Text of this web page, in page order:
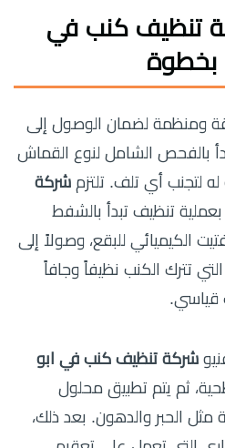
تنظيف كنب في
ومنظمة لضمان الوصول إلى
بالفحص الشامل لنوع القماش
لتجنب أي تلف. تلتزم شركة
بعملية تنظيف تبدأ بالشفط
الكيميائي للبقع، وصولاً إلى
تترك الكنب نظيفاً وجافاً
قياسي.
شركة تنظيف كنب في ابو
ثم يتم تطبيق محلول
الحبر والدهون. بعد ذلك،